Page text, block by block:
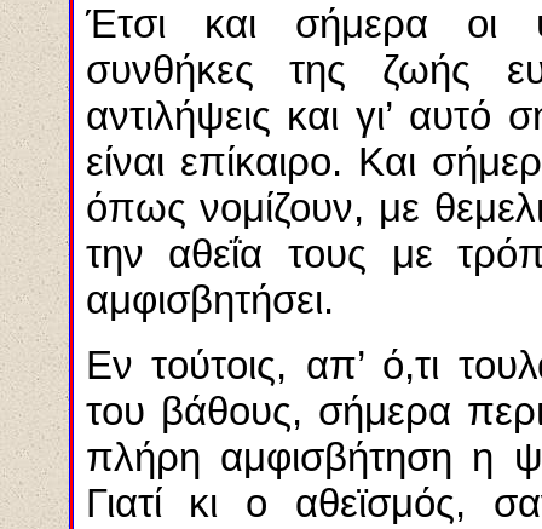
Έτσι και σήμερα οι
συνθήκες της ζωής
αντιλήψεις και γι’
είναι επίκαιρο. Και
όπως νομίζουν, με
την αθεΐα τους με
αμφισβητήσει.
Εν τούτοις, απ’ ό,τι
του βάθους, σήμερα
πλήρη αμφισβήτηση η
Γιατί κι ο αθεϊσμός,